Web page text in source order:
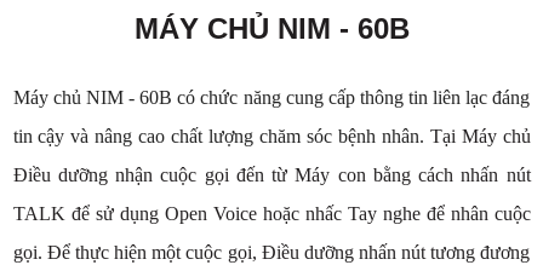
MÁY CHỦ NIM - 60B
Máy chủ NIM - 60B có chức năng cung cấp thông tin liên lạc đáng
tin cậy và nâng cao chất lượng chăm sóc bệnh nhân. Tại Máy chủ
Điều dưỡng nhận cuộc gọi đến từ Máy con bằng cách nhấn nút
TALK để sử dụng Open Voice hoặc nhấc Tay nghe để nhân cuộc
gọi. Để thực hiện một cuộc gọi, Điều dưỡng nhấn nút tương đương